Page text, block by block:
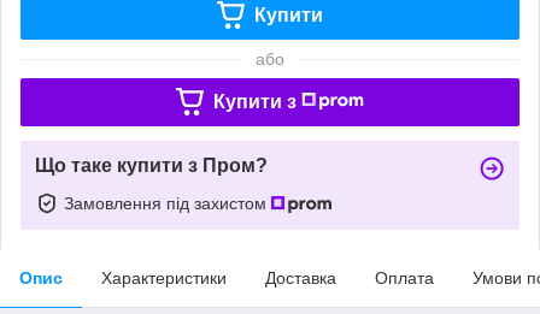
Купити
або
Купити з
Що таке купити з Пром?
Замовлення під захистом
Опис Характеристики Доставка Оплата Умови